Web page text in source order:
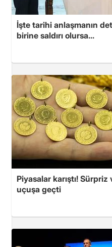
İşte tarihi anlaşmanın
birine saldırı olursa...
Piyasalar karıştı! Sürpriz
uçuşa geçti